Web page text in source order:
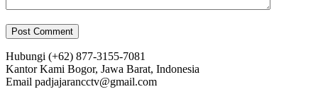
Hubungi (+62) 877-3155-7081
Kantor Kami Bogor, Jawa Barat, Indonesia
Email padjajarancctv@gmail.com